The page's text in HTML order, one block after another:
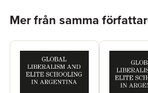
Mer från samma